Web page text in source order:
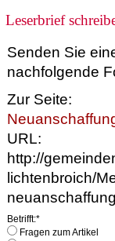
Leserbrief
Senden Sie
nachfolgende
Zur Seite:
URL:
http://
lichtenbroich/
Betrifft:*
Fragen zum Artikel